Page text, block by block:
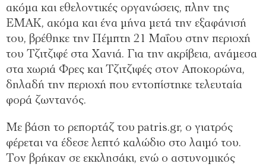
ακόμα και εθελοντικές οργανώσεις, πλην της
ΕΜΑΚ, ακόμα και ένα μήνα μετά την εξαφάνισή
του, βρέθηκε την Πέμπτη 21 Μαΐου στην περιοχή
του Τζιτζιφέ στα Χανιά. Για την ακρίβεια, ανάμεσα
στα χωριά Φρες και Τζιτζιφές στον Αποκορώνα,
δηλαδή την περιοχή που εντοπίστηκε τελευταία
φορά ζωντανός.
Με βάση το ρεπορτάζ του patris.gr, ο γιατρός
φέρεται να έδεσε λεπτό καλώδιο στο λαιμό του.
Τον βρήκαν σε εκκλησάκι, ενώ ο αστυνομικός